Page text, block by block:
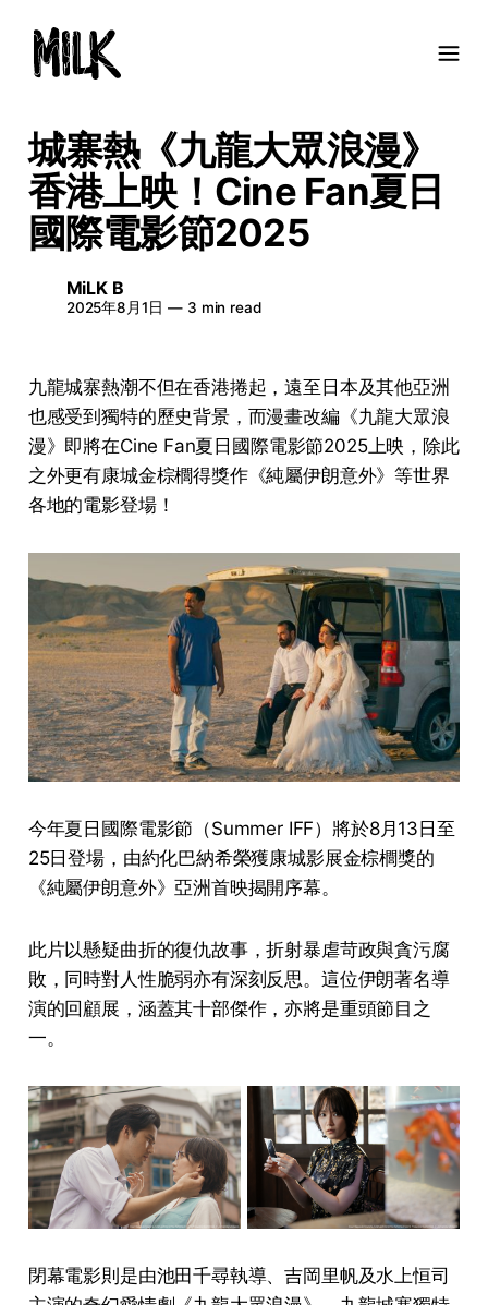
城寨熱《九龍大眾浪漫》
香港上映！Cine Fan夏日
國際電影節2025
MiLK B
2025年8月1日 —3 min read
九龍城寨熱潮不但在香港捲起，遠至日本及其他亞洲
也感受到獨特的歷史背景，而漫畫改編《九龍大眾浪
漫》即將在Cine Fan夏日國際電影節2025上映，除此
之外更有康城金棕櫚得獎作《純屬伊朗意外》等世界
各地的電影登場！
今年夏日國際電影節（Summer IFF）將於8月13日至
25日登場，由約化巴納希榮獲康城影展金棕櫚獎的
《純屬伊朗意外》亞洲首映揭開序幕。
此片以懸疑曲折的復仇故事，折射暴虐苛政與貪污腐
敗，同時對人性脆弱亦有深刻反思。這位伊朗著名導
演的回顧展，涵蓋其十部傑作，亦將是重頭節目之
一。
閉幕電影則是由池田千尋執導、吉岡里帆及水上恒司